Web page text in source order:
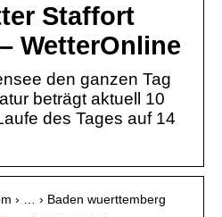
Staffort
WetterOnline
den ganzen Tag
beträgt aktuell 10
des Tages auf 14
› … › Baden wuerttemberg